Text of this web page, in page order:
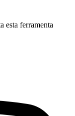
esta ferramenta